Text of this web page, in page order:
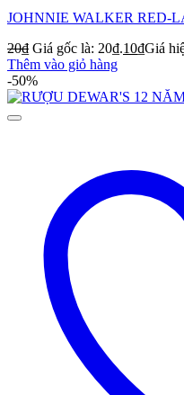
JOHNNIE WALKER RED-
20₫ Giá gốc là: 20₫.10₫Giá
Thêm vào giỏ hàng
-50%